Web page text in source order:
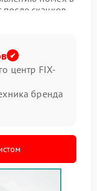
скачков
или
во время
на
центр FIX-
бренда